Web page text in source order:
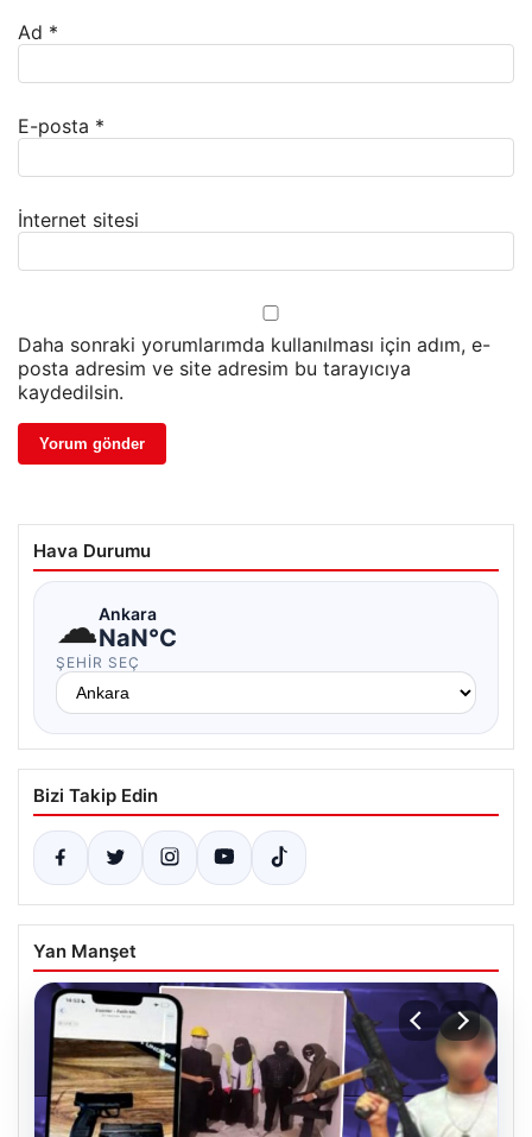
Ad *
E-posta *
İnternet sitesi
Daha sonraki yorumlarımda kullanılması için adım, e-
posta adresim ve site adresim bu tarayıcıya
kaydedilsin.
Hava Durumu
☁Ankara
NaN°C
ŞEHIR SEÇ
Bizi Takip Edin
Yan Manşet